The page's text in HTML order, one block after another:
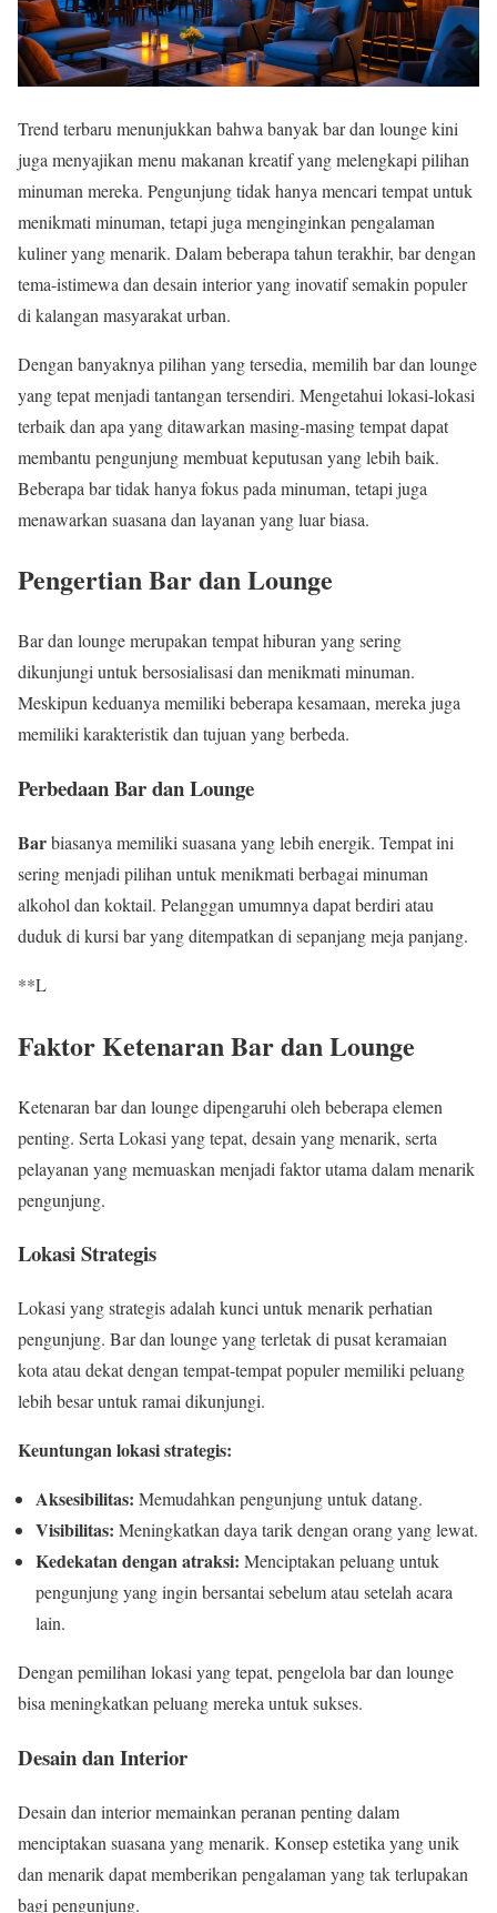
Trend terbaru menunjukkan bahwa banyak bar dan lounge kini
juga menyajikan menu makanan kreatif yang melengkapi pilihan
minuman mereka. Pengunjung tidak hanya mencari tempat untuk
menikmati minuman, tetapi juga menginginkan pengalaman
kuliner yang menarik. Dalam beberapa tahun terakhir, bar dengan
tema-istimewa dan desain interior yang inovatif semakin populer
di kalangan masyarakat urban.
Dengan banyaknya pilihan yang tersedia, memilih bar dan lounge
yang tepat menjadi tantangan tersendiri. Mengetahui lokasi-lokasi
terbaik dan apa yang ditawarkan masing-masing tempat dapat
membantu pengunjung membuat keputusan yang lebih baik.
Beberapa bar tidak hanya fokus pada minuman, tetapi juga
menawarkan suasana dan layanan yang luar biasa.
Pengertian Bar dan Lounge
Bar dan lounge merupakan tempat hiburan yang sering
dikunjungi untuk bersosialisasi dan menikmati minuman.
Meskipun keduanya memiliki beberapa kesamaan, mereka juga
memiliki karakteristik dan tujuan yang berbeda.
Perbedaan Bar dan Lounge
Barbiasanya memiliki suasana yang lebih energik. Tempat ini
sering menjadi pilihan untuk menikmati berbagai minuman
alkohol dan koktail. Pelanggan umumnya dapat berdiri atau
duduk di kursi bar yang ditempatkan di sepanjang meja panjang.
**L
Faktor Ketenaran Bar dan Lounge
Ketenaran bar dan lounge dipengaruhi oleh beberapa elemen
penting. Serta Lokasi yang tepat, desain yang menarik, serta
pelayanan yang memuaskan menjadi faktor utama dalam menarik
pengunjung.
Lokasi Strategis
Lokasi yang strategis adalah kunci untuk menarik perhatian
pengunjung. Bar dan lounge yang terletak di pusat keramaian
kota atau dekat dengan tempat-tempat populer memiliki peluang
lebih besar untuk ramai dikunjungi.
Keuntungan lokasi strategis:
Aksesibilitas: Memudahkan pengunjung untuk datang.
Visibilitas: Meningkatkan daya tarik dengan orang yang lewat.
Kedekatan dengan atraksi: Menciptakan peluang untuk
pengunjung yang ingin bersantai sebelum atau setelah acara
lain.
Dengan pemilihan lokasi yang tepat, pengelola bar dan lounge
bisa meningkatkan peluang mereka untuk sukses.
Desain dan Interior
Desain dan interior memainkan peranan penting dalam
menciptakan suasana yang menarik. Konsep estetika yang unik
dan menarik dapat memberikan pengalaman yang tak terlupakan
bagi pengunjung.